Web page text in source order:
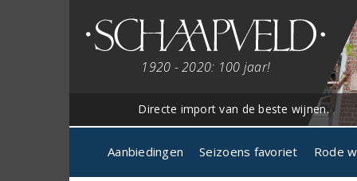
1920 - 2020: 100 jaar!
Directe import van de beste wijnen.
Aanbiedingen Seizoens favoriet Rode